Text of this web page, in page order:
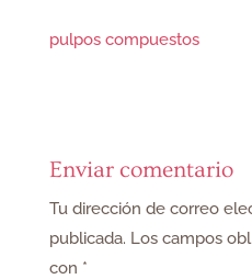
pulpos compuestos
Enviar comentario
Tu dirección de correo
publicada. Los campos
con *